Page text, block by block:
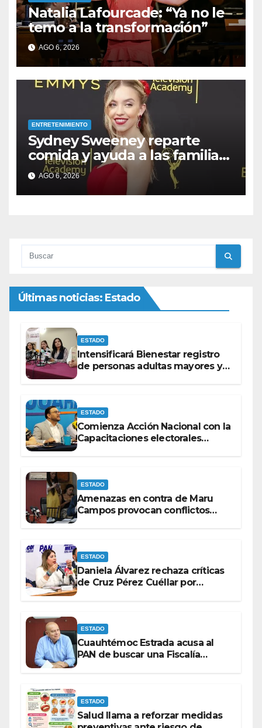
Natalia Lafourcade: “Ya no le
temo a la transformación”
AGO 6, 2026
ENTRETENIMIENTO
Sydney Sweeney reparte
comida y ayuda a las familias
afectadas por los incendios
en su ciudad natal
AGO 6, 2026
Últimas noticias: Estado
ESTADO
Intensificará Bienestar registro
de personas adultas mayores y
ESTADO
Comienza Acción Nacional con la
Capacitaciones electorales
ESTADO
Amenazas en contra de Maru
Campos provocan conflictos
ESTADO
Daniela Álvarez rechaza críticas
de Cruz Pérez Cuéllar por
ESTADO
Cuauhtémoc Estrada acusa al
PAN de buscar una Fiscalía
ESTADO
Salud llama a reforzar medidas